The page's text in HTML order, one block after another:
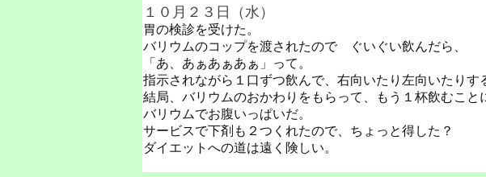
１０月２３日（水）
胃の検診を受けた。
バリウムのコップを渡されたので ぐいぐい飲んだら、
「あ、あぁあぁあぁ」って。
指示されながら１口ずつ飲んで、右向いたり左向いたりす
結局、バリウムのおかわりをもらって、もう１杯飲むこと
バリウムでお腹いっぱいだ。
サービスで下剤も２つくれたので、ちょっと得した？
ダイエットへの道は遠く険しい。